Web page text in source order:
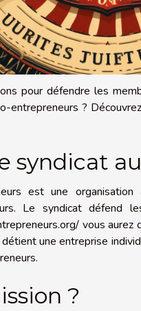
pour défendre les
entrepreneurs ?
syndicat
est une
Le syndicat défend
vous aurez
une entreprise
?